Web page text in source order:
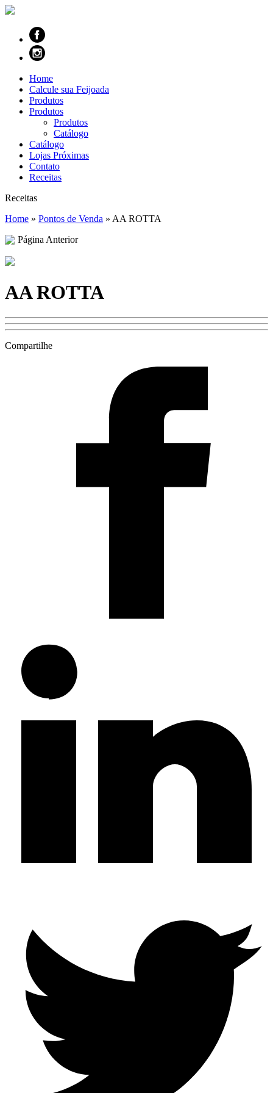
Home
Calcule sua Feijoada
Produtos
Produtos
Produtos
Catálogo
Catálogo
Lojas Próximas
Contato
Receitas
Receitas
Home » Pontos de Venda » AA ROTTA
Página Anterior
AA ROTTA
Compartilhe